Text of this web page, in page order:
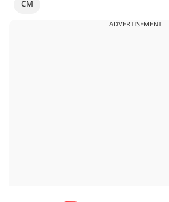
CM
ADVERTISEMENT